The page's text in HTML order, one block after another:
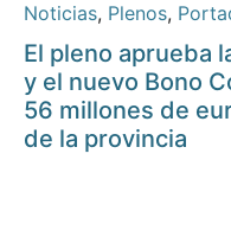
Noticias, Plenos,
El pleno aprueba
y el nuevo Bono
56 millones de
de la provincia